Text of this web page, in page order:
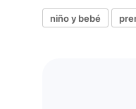
niño y bebé